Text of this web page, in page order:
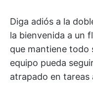
Diga adiós a la
la bienvenida a un
que mantiene todo
equipo pueda
atrapado en tareas